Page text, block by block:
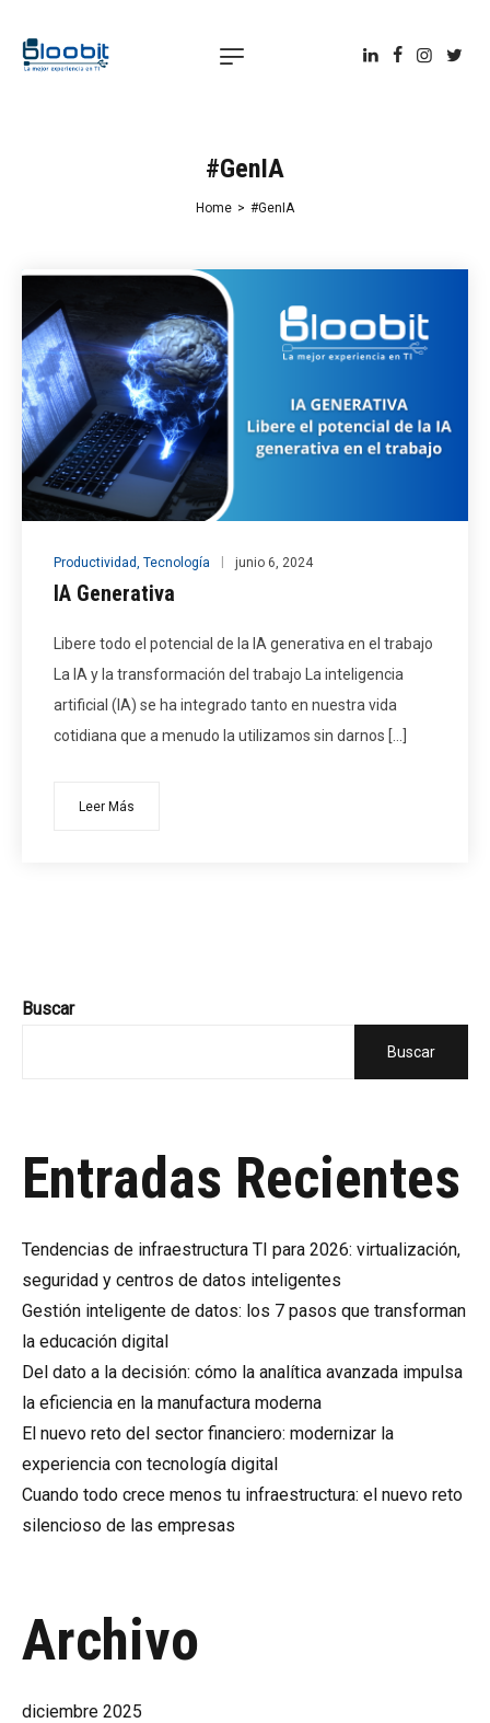
#GenIA
Home > #GenIA
Buscar
Buscar
Entradas Recientes
Tendencias de infraestructura TI para 2026: virtualización,
seguridad y centros de datos inteligentes
Gestión inteligente de datos: los 7 pasos que transforman
la educación digital
Del dato a la decisión: cómo la analítica avanzada impulsa
la eficiencia en la manufactura moderna
El nuevo reto del sector financiero: modernizar la
experiencia con tecnología digital
Cuando todo crece menos tu infraestructura: el nuevo reto
silencioso de las empresas
Archivo
diciembre 2025
Productividad, Tecnología junio 6, 2024
IA Generativa
Libere todo el potencial de la IA generativa en el trabajo
La IA y la transformación del trabajo La inteligencia
artificial (IA) se ha integrado tanto en nuestra vida
cotidiana que a menudo la utilizamos sin darnos […]
Leer Más